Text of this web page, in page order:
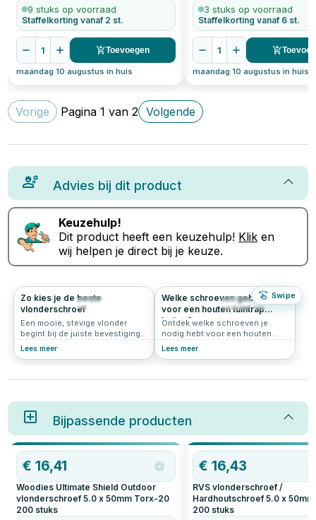
9 stuks op voorraad
Staffelkorting vanaf 2 st.
1 Toevoegen
maandag 10 augustus in huis
3 stuks op voorraad
Staffelkorting vanaf 6 st.
1
maandag 10 augustus in huis
Vorige Pagina1 van2 Volgende
Advies bij dit product
Keuzehulp!
Dit product heeft een keuzehulp! Klik en
wij helpen je direct bij je keuze.
Swipe
204
Zo kies je de beste
vlonderschroef
Een mooie, stevige vlonder
begint bij de juiste bevestiging.
De juiste vlonderschroef
Lees meer
44 0.0
Welke schroeven gebruik je
voor een houten tuintrap
buiten?
Ontdek welke schroeven je
nodig hebt voor een houten
tuintrap buiten. RVS en
Lees meer
Bijpassende producten
€16,41
Woodies Ultimate Shield Outdoor
vlonderschroef 5.0 x 50mm Torx-20
200 stuks
€16,43
RVS vlonderschroef /
Hardhoutschroef 5.0 x
200 stuks